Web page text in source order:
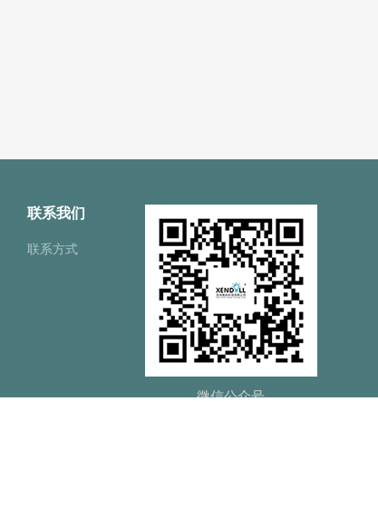
联系我们
联系方式
微信公众号